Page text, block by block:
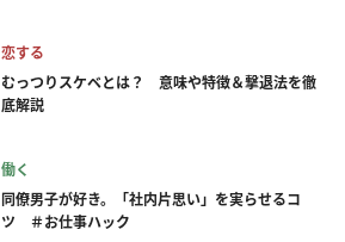
恋する
むっつりスケベとは？ 意味や特徴＆撃退法を徹
底解説
働く
同僚男子が好き。「社内片思い」を実らせるコ
ツ ＃お仕事ハック